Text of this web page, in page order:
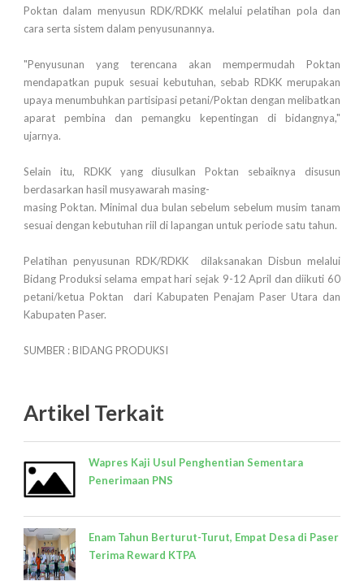
Poktan dalam menyusun RDK/RDKK melalui pelatihan pola dan
cara serta sistem dalam penyusunannya.
"Penyusunan yang terencana akan mempermudah Poktan
mendapatkan pupuk sesuai kebutuhan, sebab RDKK merupakan
upaya menumbuhkan partisipasi petani/Poktan dengan melibatkan
aparat pembina dan pemangku kepentingan di bidangnya,"
ujarnya.
Selain itu, RDKK yang diusulkan Poktan sebaiknya disusun
berdasarkan hasil musyawarah masing-
masing Poktan. Minimal dua bulan sebelum sebelum musim tanam
sesuai dengan kebutuhan riil di lapangan untuk periode satu tahun.
Pelatihan penyusunan RDK/RDKK dilaksanakan Disbun melalui
Bidang Produksi selama empat hari sejak 9-12 April dan diikuti 60
petani/ketua Poktan dari Kabupaten Penajam Paser Utara dan
Kabupaten Paser.
SUMBER : BIDANG PRODUKSI
Artikel Terkait
Wapres Kaji Usul Penghentian Sementara
Penerimaan PNS
Enam Tahun Berturut-Turut, Empat Desa di Paser
Terima Reward KTPA